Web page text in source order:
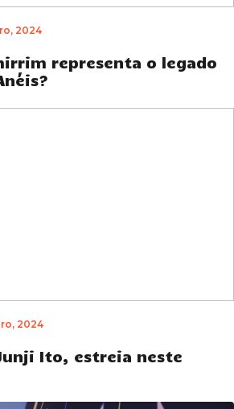
2024
representa o legado
2024
Ito, estreia neste